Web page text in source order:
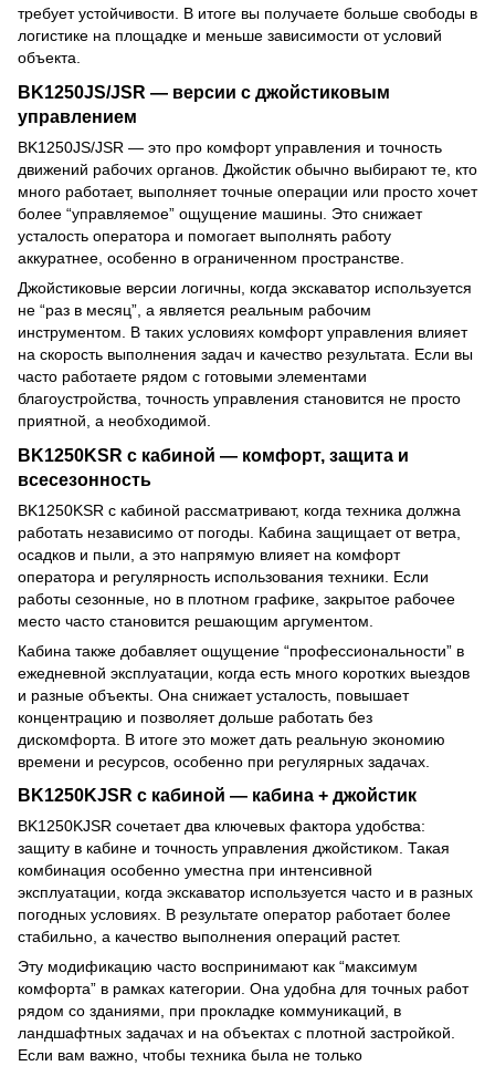
требует устойчивости. В итоге вы получаете больше свободы в
логистике на площадке и меньше зависимости от условий
объекта.
BK1250JS/JSR — версии с джойстиковым
управлением
BK1250JS/JSR — это про комфорт управления и точность
движений рабочих органов. Джойстик обычно выбирают те, кто
много работает, выполняет точные операции или просто хочет
более “управляемое” ощущение машины. Это снижает
усталость оператора и помогает выполнять работу
аккуратнее, особенно в ограниченном пространстве.
Джойстиковые версии логичны, когда экскаватор используется
не “раз в месяц”, а является реальным рабочим
инструментом. В таких условиях комфорт управления влияет
на скорость выполнения задач и качество результата. Если вы
часто работаете рядом с готовыми элементами
благоустройства, точность управления становится не просто
приятной, а необходимой.
BK1250KSR с кабиной — комфорт, защита и
всесезонность
BK1250KSR с кабиной рассматривают, когда техника должна
работать независимо от погоды. Кабина защищает от ветра,
осадков и пыли, а это напрямую влияет на комфорт
оператора и регулярность использования техники. Если
работы сезонные, но в плотном графике, закрытое рабочее
место часто становится решающим аргументом.
Кабина также добавляет ощущение “профессиональности” в
ежедневной эксплуатации, когда есть много коротких выездов
и разные объекты. Она снижает усталость, повышает
концентрацию и позволяет дольше работать без
дискомфорта. В итоге это может дать реальную экономию
времени и ресурсов, особенно при регулярных задачах.
BK1250KJSR с кабиной — кабина + джойстик
BK1250KJSR сочетает два ключевых фактора удобства:
защиту в кабине и точность управления джойстиком. Такая
комбинация особенно уместна при интенсивной
эксплуатации, когда экскаватор используется часто и в разных
погодных условиях. В результате оператор работает более
стабильно, а качество выполнения операций растет.
Эту модификацию часто воспринимают как “максимум
комфорта” в рамках категории. Она удобна для точных работ
рядом со зданиями, при прокладке коммуникаций, в
ландшафтных задачах и на объектах с плотной застройкой.
Если вам важно, чтобы техника была не только